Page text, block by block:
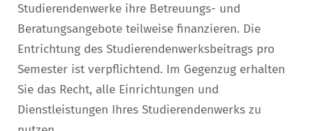
Studierendenwerke ihre Betreuungs- und
Beratungsangebote teilweise finanzieren. Die
Entrichtung des Studierendenwerksbeitrags pro
Semester ist verpflichtend. Im Gegenzug erhalten
Sie das Recht, alle Einrichtungen und
Dienstleistungen Ihres Studierendenwerks zu